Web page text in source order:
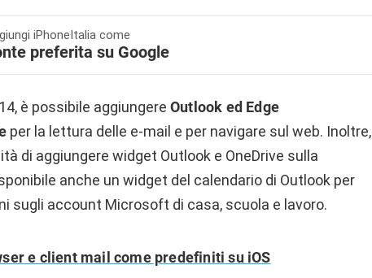
iPhoneItalia come
preferita su Google
è possibile aggiungere Outlook ed Edge
per la lettura delle e-mail e per navigare sul web. Inoltre,
di aggiungere widget Outlook e OneDrive sulla
anche un widget del calendario di Outlook per
sugli account Microsoft di casa, scuola e lavoro.
e client mail come predefiniti su iOS